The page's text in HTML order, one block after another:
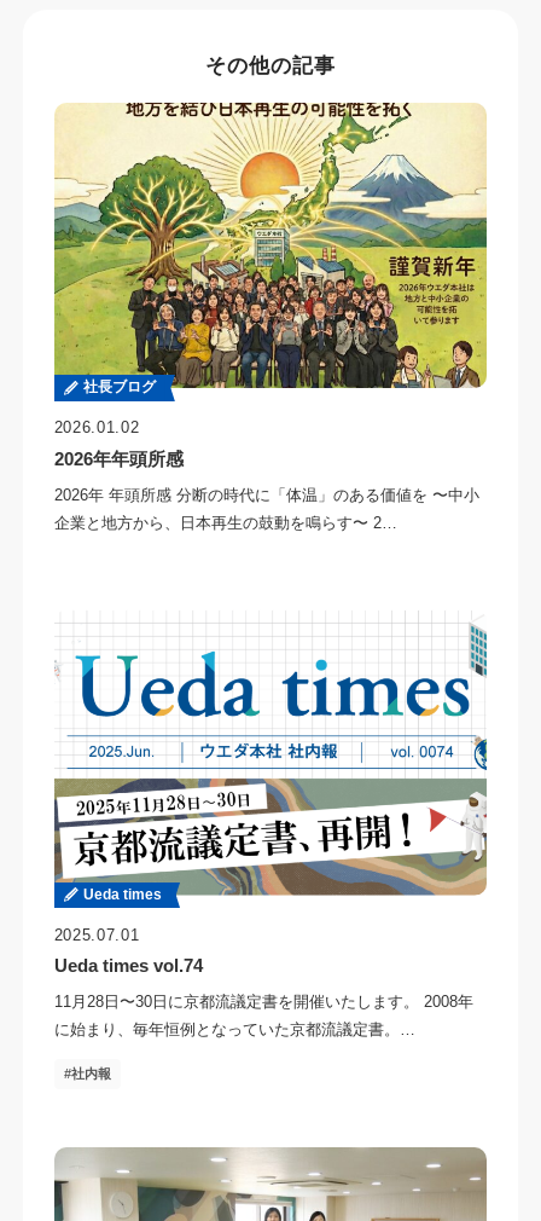
その他の記事
社長ブログ
2026.01.02
2026年年頭所感
2026年 年頭所感 分断の時代に「体温」のある価値を 〜中小
企業と地方から、日本再生の鼓動を鳴らす〜 2…
Ueda times
2025.07.01
Ueda times vol.74
11月28日〜30日に京都流議定書を開催いたします。 2008年
に始まり、毎年恒例となっていた京都流議定書。…
社内報